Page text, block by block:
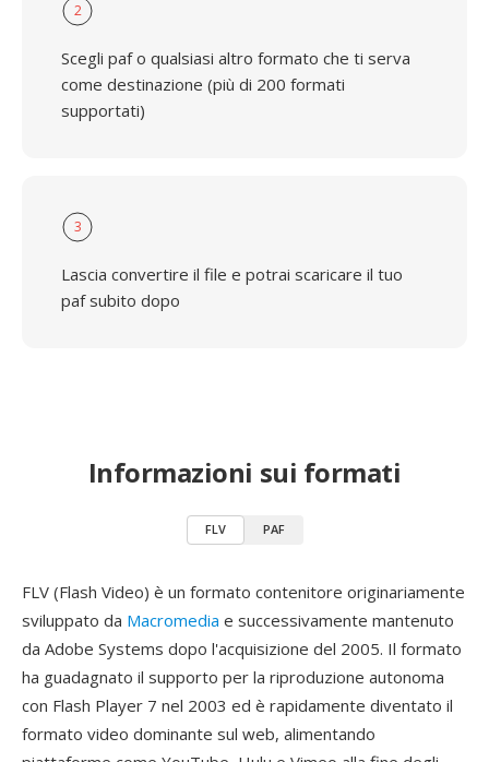
2
Scegli paf o qualsiasi altro formato che ti serva
come destinazione (più di 200 formati
supportati)
3
Lascia convertire il file e potrai scaricare il tuo
paf subito dopo
Informazioni sui formati
FLV PAF
FLV (Flash Video) è un formato contenitore originariamente
sviluppato da Macromedia e successivamente mantenuto
da Adobe Systems dopo l'acquisizione del 2005. Il formato
ha guadagnato il supporto per la riproduzione autonoma
con Flash Player 7 nel 2003 ed è rapidamente diventato il
formato video dominante sul web, alimentando